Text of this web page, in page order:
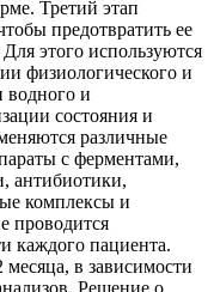
Третий этап
предотвратить ее
этого используются
физиологического и
водного и
состояния и
различные
с ферментами,
антибиотики,
комплексы и
проводится
каждого пациента.
в зависимости
Решение о